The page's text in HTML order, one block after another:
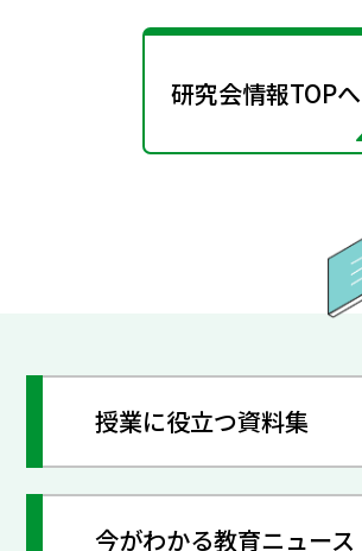
研究会情報TOPへ
授業に役立つ資料集
今がわかる教育ニュース